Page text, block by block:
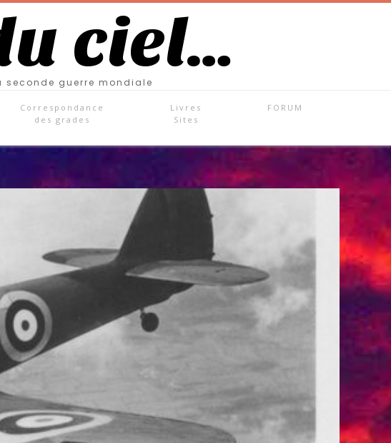
ciel…
seconde guerre mondiale
Correspondance
des grades
Livres
Sites
FORUM